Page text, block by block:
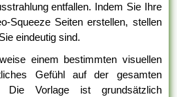
entfallen. Indem Sie Ihre
Squeeze Seiten erstellen, stellen
eindeutig sind.
einem bestimmten visuellen
Gefühl auf der gesamten
Die Vorlage ist grundsätzlich